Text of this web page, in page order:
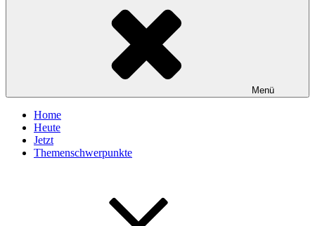
Menü
Home
Heute
Jetzt
Themenschwerpunkte